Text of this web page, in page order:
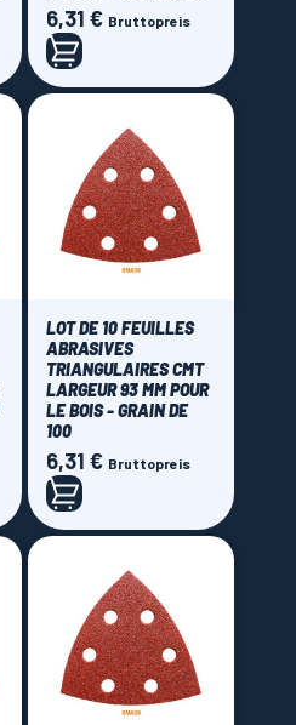
Preis
6,31 € Bruttopreis
LOT DE 10 FEUILLES
ABRASIVES
TRIANGULAIRES CMT
LARGEUR 93 MM POUR
LE BOIS - GRAIN DE
100
Preis
6,31 € Bruttopreis